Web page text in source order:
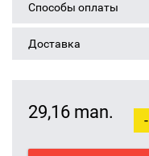
Способы оплаты
Доставка
29,16 man. -